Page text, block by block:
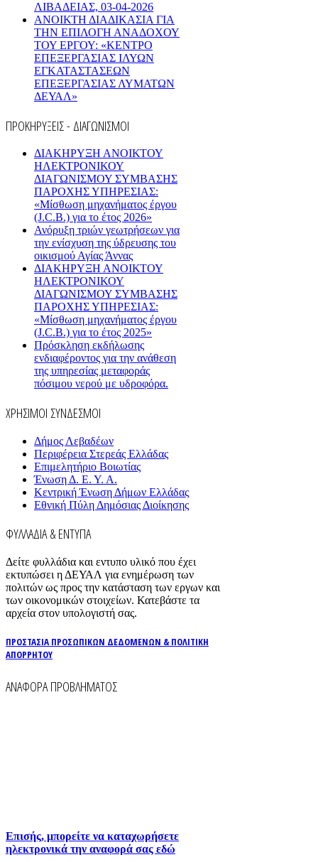
ΛΙΒΑΔΕΙΑΣ, 03-04-2026
AΝΟΙΚΤΗ ΔΙΑΔΙΚΑΣΙΑ ΓΙΑ
ΤΗΝ ΕΠΙΛΟΓΗ ΑΝΑΔΟΧΟΥ
ΤΟΥ ΕΡΓΟΥ: «ΚΕΝΤΡΟ
ΕΠΕΞΕΡΓΑΣΙΑΣ ΙΛΥΩΝ
ΕΓΚΑΤΑΣΤΑΣΕΩΝ
ΕΠΕΞΕΡΓΑΣΙΑΣ ΛΥΜΑΤΩΝ
ΔΕΥΑΛ»
ΠΡΟΚΗΡΥΞΕΙΣ - ΔΙΑΓΩΝΙΣΜΟΙ
ΔΙΑΚΗΡΥΞΗ ΑΝΟΙΚΤΟΥ
ΗΛΕΚΤΡΟΝΙΚΟΥ
ΔΙΑΓΩΝΙΣΜΟΥ ΣΥΜΒΑΣΗΣ
ΠΑΡΟΧΗΣ ΥΠΗΡΕΣΙΑΣ:
«Μίσθωση μηχανήματος έργου
(J.C.B.) για το έτος 2026»
Ανόρυξη τριών γεωτρήσεων για
την ενίσχυση της ύδρευσης του
οικισμού Αγίας Άννας
ΔΙΑΚΗΡΥΞΗ ΑΝΟΙΚΤΟΥ
ΗΛΕΚΤΡΟΝΙΚΟΥ
ΔΙΑΓΩΝΙΣΜΟΥ ΣΥΜΒΑΣΗΣ
ΠΑΡΟΧΗΣ ΥΠΗΡΕΣΙΑΣ:
«Μίσθωση μηχανήματος έργου
(J.C.B.) για το έτος 2025»
Πρόσκληση εκδήλωσης
ενδιαφέροντος για την ανάθεση
της υπηρεσίας μεταφοράς
πόσιμου νερού με υδροφόρα.
ΧΡΗΣΙΜΟΙ ΣΥΝΔΕΣΜΟΙ
Δήμος Λεβαδέων
Περιφέρεια Στερεάς Ελλάδας
Επιμελητήριο Βοιωτίας
Ένωση Δ. Ε. Υ. Α.
Κεντρική Ένωση Δήμων Ελλάδας
Εθνική Πύλη Δημόσιας Διοίκησης
ΦΥΛΛΑΔΙΑ & ΕΝΤΥΠΑ
Δείτε φυλλάδια και εντυπο υλικό που έχει
εκτυπώσει η ΔΕΥΑΛ για ενημέρωση των
πολιτών ως προς την κατάσταση των εργων και
των οικονομικών στοιχείων. Κατεβάστε τα
αρχεία στον υπολογιστή σας.
ΠΡΟΣΤΑΣΙΑ ΠΡΟΣΩΠΙΚΩΝ ΔΕΔΟΜΕΝΩΝ & ΠΟΛΙΤΙΚΗ
ΑΠΟΡΡΗΤΟΥ
ΑΝΑΦΟΡΑ ΠΡΟΒΛΗΜΑΤΟΣ
Επισής, μπορείτε να καταχωρήσετε
ηλεκτρονικά την αναφορά σας εδώ